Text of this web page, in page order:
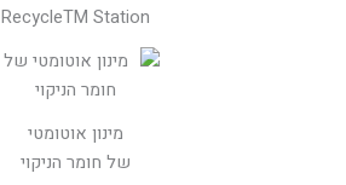
RecycleTM Station
מינון אוטומטי
של חומר הניקוי